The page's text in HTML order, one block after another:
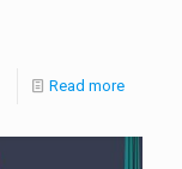
Read more